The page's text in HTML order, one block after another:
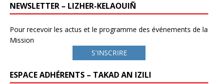
NEWSLETTER – LIZHER-KELAOUIÑ
Pour recevoir les actus et le programme des événements de la
Mission
S'INSCRIRE
ESPACE ADHÉRENTS – TAKAD AN IZILI